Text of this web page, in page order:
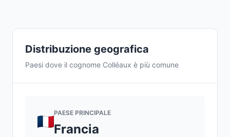
Distribuzione geografica
Paesi dove il cognome Colléaux è più comune
PAESE PRINCIPALE
Francia